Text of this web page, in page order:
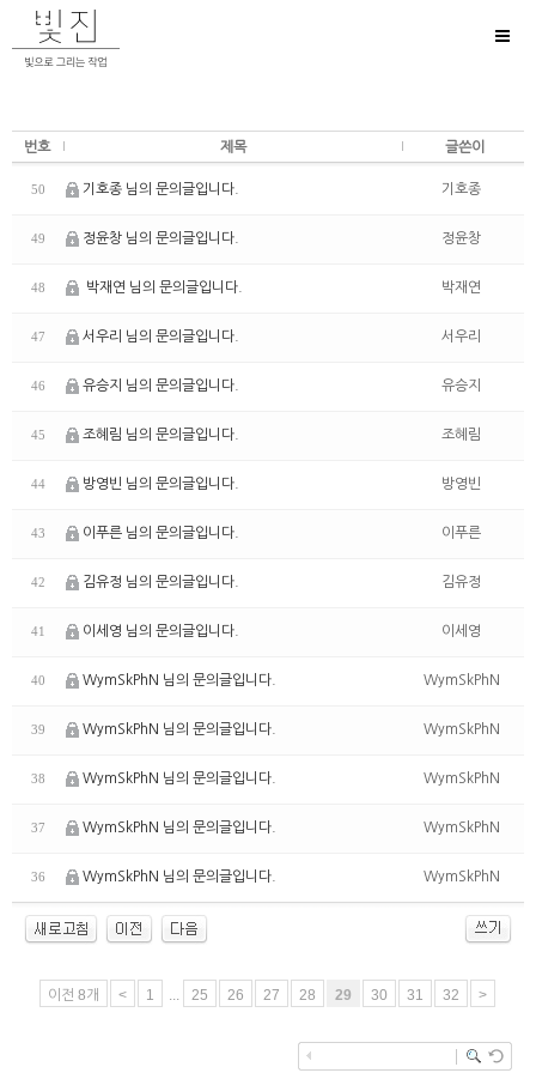
번호 제목 글쓴이
50 기호종 님의 문의글입니다. 기호종
49 정윤창 님의 문의글입니다. 정윤창
48 박재연 님의 문의글입니다. 박재연
47 서우리 님의 문의글입니다. 서우리
46 유승지 님의 문의글입니다. 유승지
45 조혜림 님의 문의글입니다. 조혜림
44 방영빈 님의 문의글입니다. 방영빈
43 이푸른 님의 문의글입니다. 이푸른
42 김유정 님의 문의글입니다. 김유정
41 이세영 님의 문의글입니다. 이세영
40 WymSkPhN 님의 문의글입니다. WymSkPhN
39 WymSkPhN 님의 문의글입니다. WymSkPhN
38 WymSkPhN 님의 문의글입니다. WymSkPhN
37 WymSkPhN 님의 문의글입니다. WymSkPhN
36 WymSkPhN 님의 문의글입니다. WymSkPhN
이전 8개 < 1 ... 25 26 27 28 29 30 31 32 >